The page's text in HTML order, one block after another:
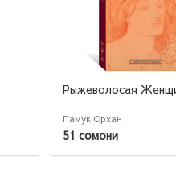
Рыжеволосая
Памук Орхан
51 сомони